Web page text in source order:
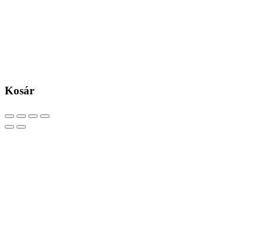
Kosár